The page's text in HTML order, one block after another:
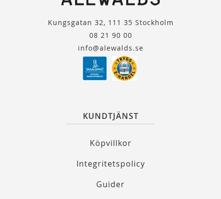
Kungsgatan 32, 111 35 Stockholm
08 21 90 00
info@alewalds.se
KUNDTJÄNST
Köpvillkor
Integritetspolicy
Guider